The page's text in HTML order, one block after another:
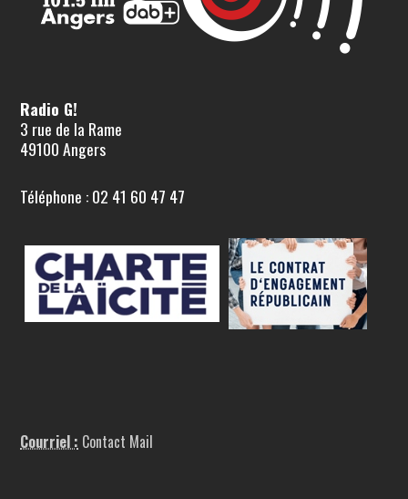
Radio G!
3 rue de la Rame
49100 Angers
Téléphone : 02 41 60 47 47
Courriel : Contact Mail